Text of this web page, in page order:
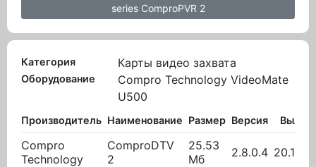
series ComproPVR 2
Категория Карты видео захвата
Оборудование
Compro Technology VideoMate
U500
Производитель Наименование Размер Версия
Compro
Technology
ComproDTV
2
25.53
Мб
2.8.0.4